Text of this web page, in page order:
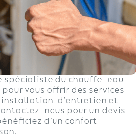
spécialiste du chauffe-eau
vous offrir des services
d’entretien et
nous pour un devis
d’un confort